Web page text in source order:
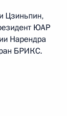
Цзиньпин,
ЮАР
Нарендра
БРИКС.